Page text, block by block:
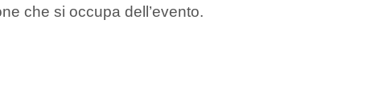
che si occupa dell’evento.